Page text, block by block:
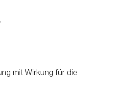
mit Wirkung für die